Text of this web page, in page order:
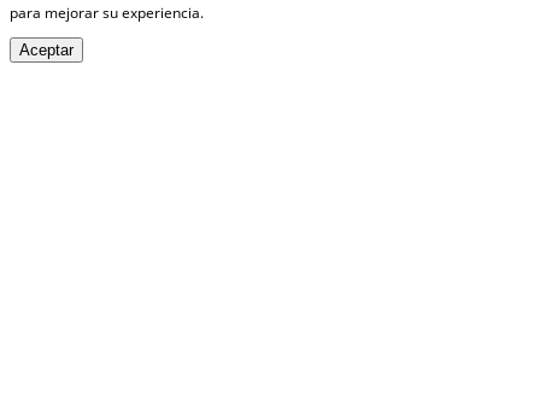
para mejorar su experiencia.
Aceptar